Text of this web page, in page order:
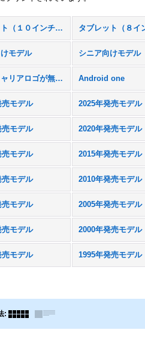
タブレット（１０インチクラス）
モデル シニア向けモデル
本体にキャリアロゴが無いスマホモック Android one
売モデル 2025年発売モデル
売モデル 2020年発売モデル
売モデル 2015年発売モデル
売モデル 2010年発売モデル
売モデル 2005年発売モデル
売モデル 2000年発売モデル
売モデル 1995年発売モデル
: